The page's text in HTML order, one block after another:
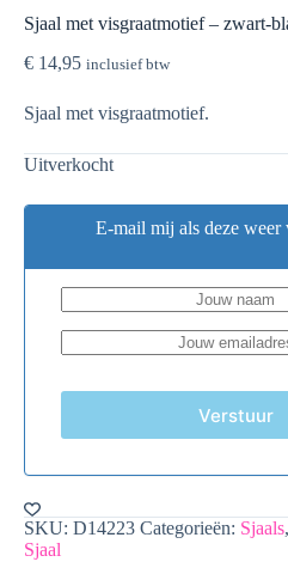
Sjaal met visgraatmotief – zwart-
€ 14,95 inclusief btw
Sjaal met visgraatmotief.
Uitverkocht
E-mail mij als deze weer
Verstuur
SKU: D14223 Categorieën: Sjaals,
Sjaal